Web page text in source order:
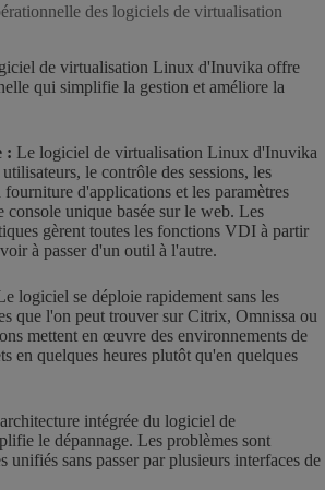
des logiciels de virtualisation
de virtualisation Linux d'Inuvika offre
qui simplifie la gestion et améliore la
: Le logiciel de virtualisation Linux d'Inuvika
le contrôle des sessions, les
d'applications et les paramètres
console unique basée sur le web. Les
gèrent toutes les fonctions VDI à partir
à passer d'un outil à l'autre.
logiciel se déploie rapidement sans les
que l'on peut trouver sur Citrix, Omnissa ou
mettent en œuvre des environnements de
en quelques heures plutôt qu'en quelques
intégrée du logiciel de
le dépannage. Les problèmes sont
unifiés sans passer par plusieurs interfaces de